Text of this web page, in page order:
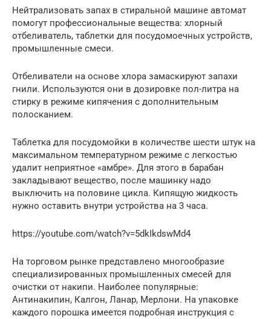
Нейтрализовать запах в стиральной машине автомат
помогут профессиональные вещества: хлорный
отбеливатель, таблетки для посудомоечных устройств,
промышленные смеси.
Отбеливатели на основе хлора замаскируют запахи
гнили. Используются они в дозировке пол-литра на
стирку в режиме кипячения с дополнительным
полосканием.
Таблетка для посудомойки в количестве шести штук на
максимальном температурном режиме с легкостью
удалит неприятное «амбре». Для этого в барабан
закладывают вещество, после машинку надо
выключить на половине цикла. Кипящую жидкость
нужно оставить внутри устройства на 3 часа.
https://youtube.com/watch?v=5dkIkdswMd4
На торговом рынке представлено многообразие
специализированных промышленных смесей для
очистки от накипи. Наиболее популярные:
Антинакипин, Калгон, Ланар, Мерлони. На упаковке
каждого порошка имеется подробная инструкция с